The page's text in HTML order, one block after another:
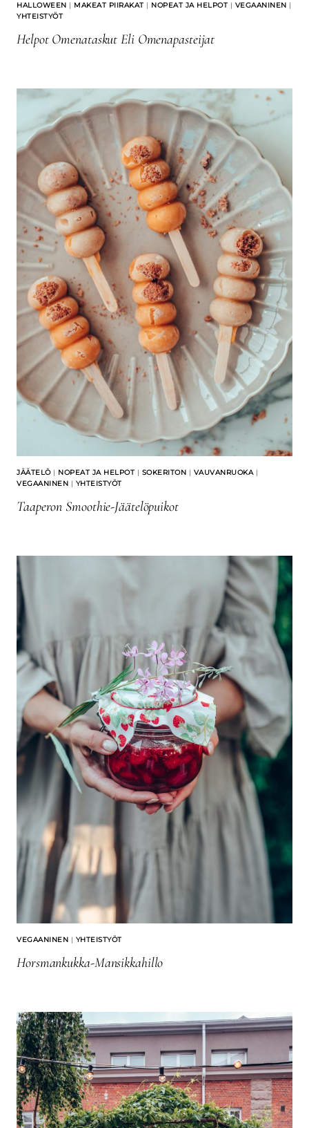
HALLOWEEN | MAKEAT PIIRAKAT | NOPEAT JA HELPOT | VEGAANINEN |
YHTEISTYÖT
Helpot Omenataskut Eli Omenapasteijat
JÄÄTELÖ| NOPEAT JA HELPOT | SOKERITON | VAUVANRUOKA|
VEGAANINEN | YHTEISTYÖT
Taaperon Smoothie-Jäätelöpuikot
VEGAANINEN | YHTEISTYÖT
Horsmankukka-Mansikkahillo